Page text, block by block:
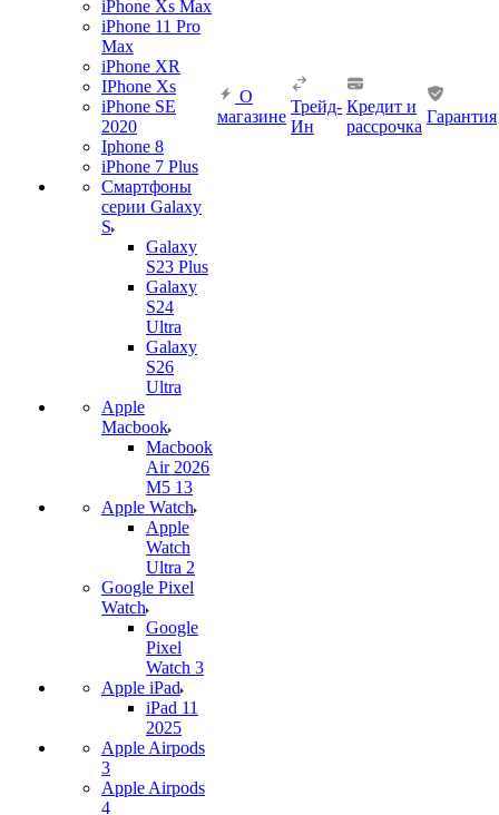
iPhone Xs Max
iPhone 11 Pro
Max
iPhone XR
IPhone Xs
iPhone SE
2020
Iphone 8
iPhone 7 Plus
Смартфоны
серии Galaxy
S
Galaxy
S23 Plus
Galaxy
S24
Ultra
Galaxy
S26
Ultra
Apple
Macbook
Macbook
Air 2026
M5 13
Apple Watch
Apple
Watch
Ultra 2
Google Pixel
Watch
Google
Pixel
Watch 3
Apple iPad
iPad 11
2025
Apple Airpods
3
Apple Airpods
4
О
магазине
Трейд-
Ин
Кредит и
рассрочка
Гарантия